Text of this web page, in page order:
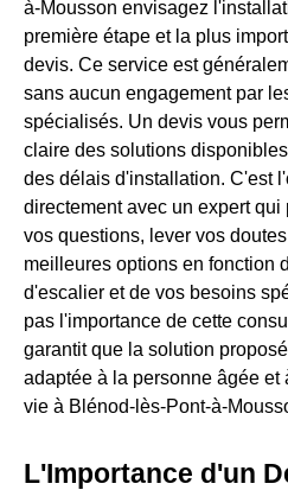
à-Mousson envisagez
première étape et la plus
devis. Ce service est
sans aucun engagement par
spécialisés. Un devis vous
claire des solutions
des délais d'installation. C'est
directement avec un expert
vos questions, lever vos
meilleures options en fonction
d'escalier et de vos besoins
pas l'importance de cette
garantit que la solution
adaptée à la personne âgée et
vie à Blénod-lès-Pont-à-
L'Importance d'un